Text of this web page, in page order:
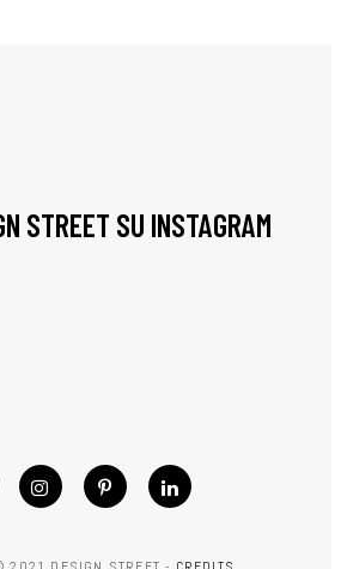
STREET SU INSTAGRAM